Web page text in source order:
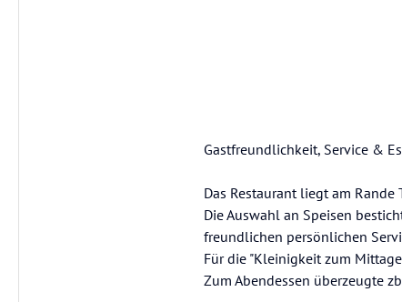
Gastfreundlichkeit, Service &
Das Restaurant liegt am Rande
Die Auswahl an Speisen
freundlichen persönlichen
Für die "Kleinigkeit zum
Zum Abendessen überzeugte